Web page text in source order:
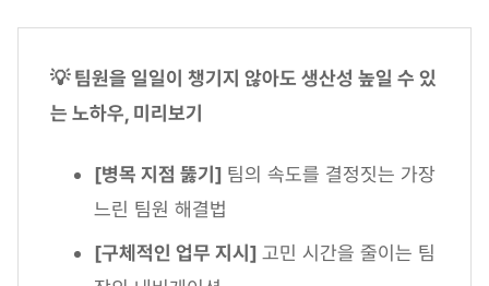
💡 팀원을 일일이 챙기지 않아도 생산성 높일 수 있
는 노하우, 미리보기
[병목 지점 뚫기] 팀의 속도를 결정짓는 가장
느린 팀원 해결법
[구체적인 업무 지시] 고민 시간을 줄이는 팀